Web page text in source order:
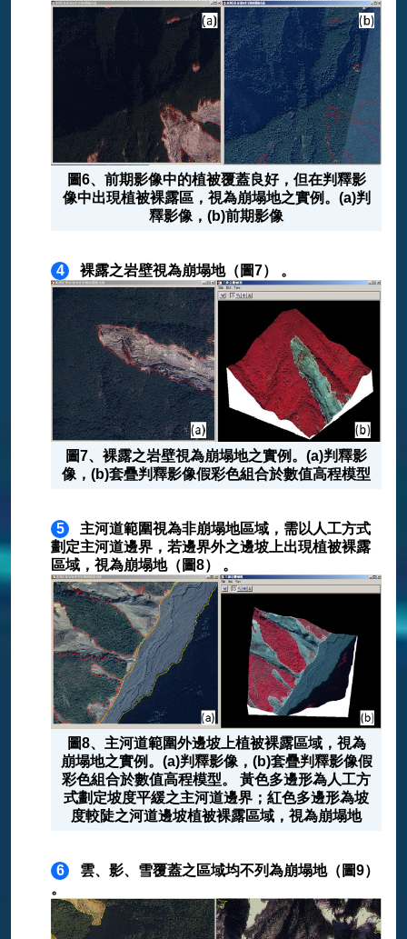
圖6、前期影像中的植被覆蓋良好，但在判釋影
像中出現植被裸露區，視為崩塌地之實例。(a)判
釋影像，(b)前期影像
4 裸露之岩壁視為崩塌地（圖7） 。
圖7、裸露之岩壁視為崩塌地之實例。(a)判釋影
像，(b)套疊判釋影像假彩色組合於數值高程模型
5
主河道範圍視為非崩塌地區域，需以人工方式
劃定主河道邊界，若邊界外之邊坡上出現植被裸露
區域，視為崩塌地（圖8） 。
圖8、主河道範圍外邊坡上植被裸露區域，視為
崩塌地之實例。(a)判釋影像，(b)套疊判釋影像假
彩色組合於數值高程模型。 黃色多邊形為人工方
式劃定坡度平緩之主河道邊界；紅色多邊形為坡
度較陡之河道邊坡植被裸露區域，視為崩塌地
6
雲、影、雪覆蓋之區域均不列為崩塌地（圖9）
。